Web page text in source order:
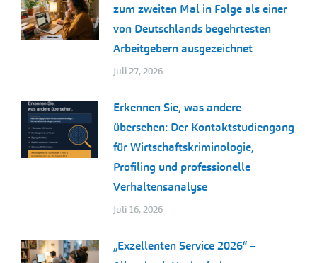
zum zweiten Mal in Folge als einer
von Deutschlands begehrtesten
Arbeitgebern ausgezeichnet
Juli 27, 2026
Erkennen Sie, was andere
übersehen: Der Kontaktstudiengang
für Wirtschaftskriminologie,
Profiling und professionelle
Verhaltensanalyse
Juli 16, 2026
„Exzellenten Service 2026“ –